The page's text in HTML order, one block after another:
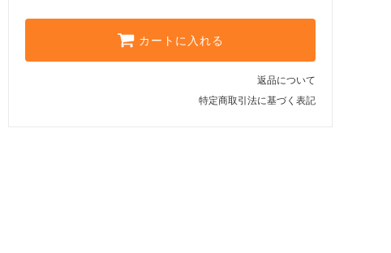
カートに入れる
返品について
特定商取引法に基づく表記